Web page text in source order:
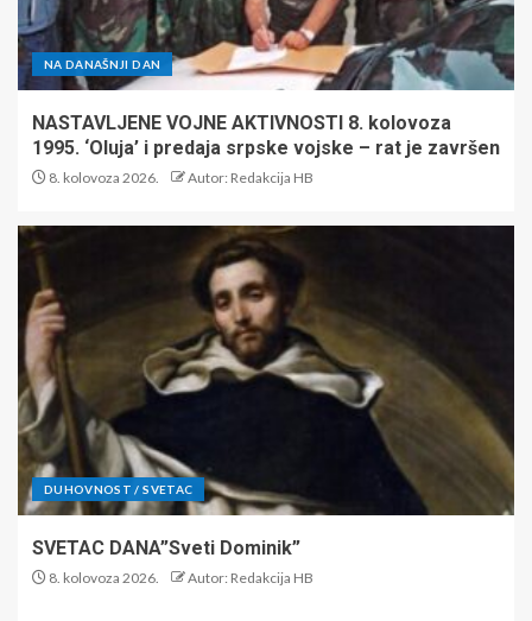
NA DANAŠNJI DAN
NASTAVLJENE VOJNE AKTIVNOSTI 8. kolovoza
1995. ‘Oluja’ i predaja srpske vojske – rat je završen
8. kolovoza 2026. Autor: Redakcija HB
DUHOVNOST / SVETAC
SVETAC DANA”Sveti Dominik”
8. kolovoza 2026. Autor: Redakcija HB